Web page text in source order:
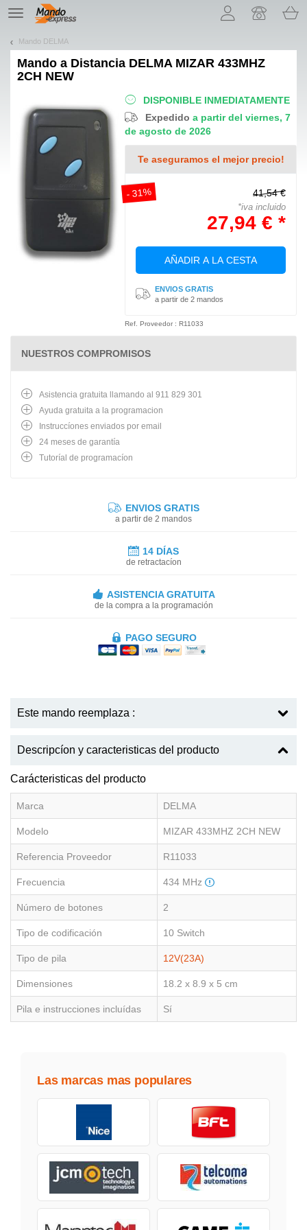
TE
navigation
Mando DELMA
Mando a Distancia DELMA MIZAR 433MHZ
2CH NEW
DISPONIBLE INMEDIATAMENTE
Expedidoa partir del viernes, 7
de agosto de 2026
Te aseguramos el mejor precio!
- 31% 41,54 €
*iva incluido
27,94 € *
AÑADIR A LA CESTA
ENVIOS GRATIS
a partir de 2 mandos
Ref. Proveedor : R11033
NUESTROS COMPROMISOS
Asistencia gratuita llamando al 911 829 301
Ayuda gratuita a la programacion
Instruccíones enviados por email
24 meses de garantía
Tutoríal de programacíon
ENVIOS GRATIS
a partir de 2 mandos
14 DÍAS
de retractacíon
ASISTENCIA GRATUITA
de la compra a la programación
PAGO SEGURO
Este mando reemplaza :
Descripcíon y caracteristicas del producto
Carácteristicas del producto
Marca DELMA
Modelo MIZAR 433MHZ 2CH NEW
Referencia Proveedor R11033
Frecuencia 434 MHz
Número de botones 2
Tipo de codificación 10 Switch
Tipo de pila 12V(23A)
Dimensiones 18.2 x 8.9 x 5 cm
Pila e instrucciones incluídas Sí
Las marcas mas populares
¡Permítenos presentarte nuestras cookies!